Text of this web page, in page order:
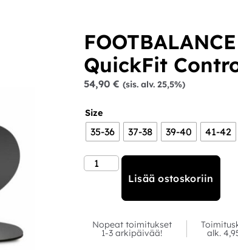
QuickFit
54,90 € (sis. alv. 25,5%)
Size
35-36 37-38 39-40 41-42
Lisää ostoskoriin
Nopeat toimitukset
1-3 arkipäivää! alk.